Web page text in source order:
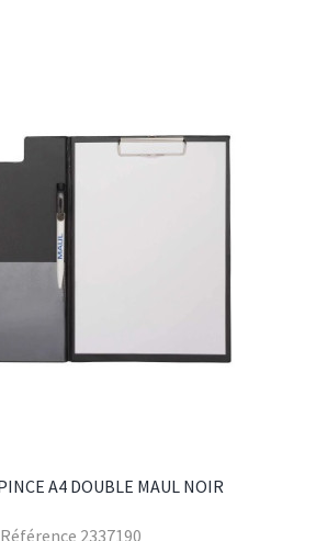
A4 DOUBLE MAUL NOIR
Référence 2337190